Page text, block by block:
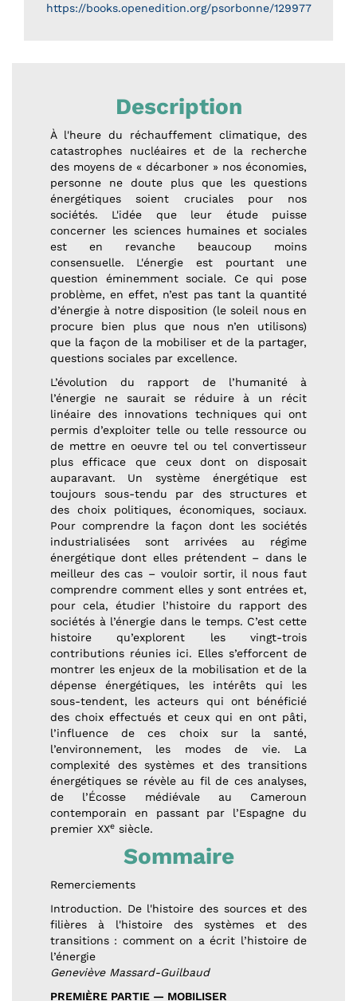
https://books.openedition.org/psorbonne/129977
Description
À l'heure du réchauffement climatique, des
catastrophes nucléaires et de la recherche
des moyens de « décarboner » nos économies,
personne ne doute plus que les questions
énergétiques soient cruciales pour nos
sociétés. L'idée que leur étude puisse
concerner les sciences humaines et sociales
est en revanche beaucoup moins
consensuelle. L'énergie est pourtant une
question éminemment sociale. Ce qui pose
problème, en effet, n’est pas tant la quantité
d’énergie à notre disposition (le soleil nous en
procure bien plus que nous n’en utilisons)
que la façon de la mobiliser et de la partager,
questions sociales par excellence.
L’évolution du rapport de l’humanité à
l’énergie ne saurait se réduire à un récit
linéaire des innovations techniques qui ont
permis d’exploiter telle ou telle ressource ou
de mettre en oeuvre tel ou tel convertisseur
plus efficace que ceux dont on disposait
auparavant. Un système énergétique est
toujours sous-tendu par des structures et
des choix politiques, économiques, sociaux.
Pour comprendre la façon dont les sociétés
industrialisées sont arrivées au régime
énergétique dont elles prétendent – dans le
meilleur des cas – vouloir sortir, il nous faut
comprendre comment elles y sont entrées et,
pour cela, étudier l’histoire du rapport des
sociétés à l’énergie dans le temps. C’est cette
histoire qu’explorent les vingt-trois
contributions réunies ici. Elles s’efforcent de
montrer les enjeux de la mobilisation et de la
dépense énergétiques, les intérêts qui les
sous-tendent, les acteurs qui ont bénéficié
des choix effectués et ceux qui en ont pâti,
l’influence de ces choix sur la santé,
l’environnement, les modes de vie. La
complexité des systèmes et des transitions
énergétiques se révèle au fil de ces analyses,
de l’Écosse médiévale au Cameroun
contemporain en passant par l’Espagne du
premier XXesiècle.
Sommaire
Remerciements
Introduction. De l'histoire des sources et des
filières à l'histoire des systèmes et des
transitions : comment on a écrit l’histoire de
l’énergie
Geneviève Massard-Guilbaud
PREMIÈRE PARTIE — MOBILISER